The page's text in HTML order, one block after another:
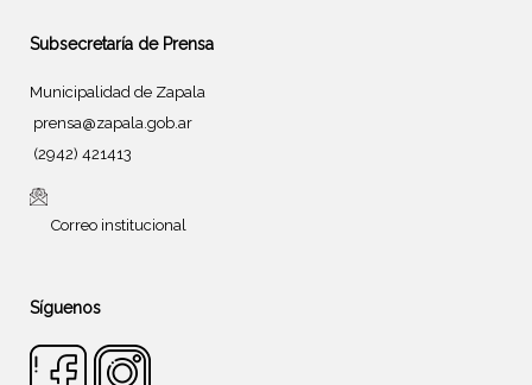
Subsecretaría de Prensa
Municipalidad de Zapala
prensa@zapala.gob.ar
(2942) 421413
Correo institucional
Síguenos